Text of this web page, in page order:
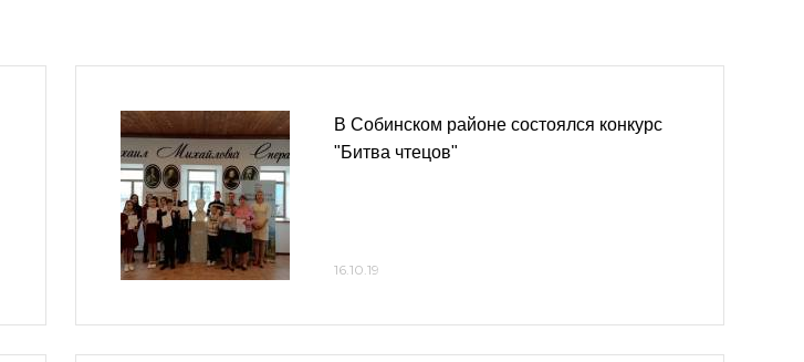
В Собинском районе состоялся конкурс
"Битва чтецов"
16.10.19